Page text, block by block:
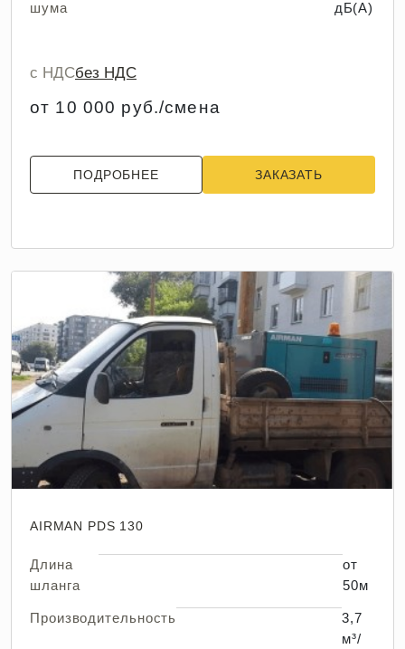
шума
дБ(А)
с НДСбез НДС
от 10 000 руб./смена
ПОДРОБНЕЕ ЗАКАЗАТЬ
AIRMAN PDS 130
Длина
шланга
от
50м
Производительность
3,7
м³/